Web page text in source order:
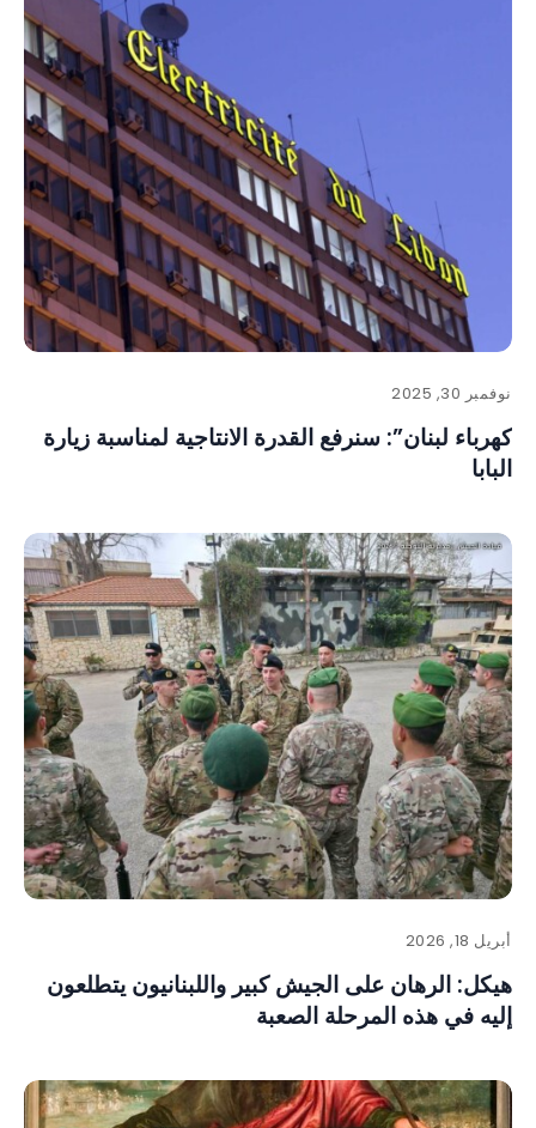
نوفمبر 30, 2025
كهرباء لبنان”: سنرفع القدرة الانتاجية لمناسبة زيارة
البابا
أبريل 18, 2026
هيكل: الرهان على الجيش كبير واللبنانيون يتطلعون
إليه في هذه المرحلة الصعبة